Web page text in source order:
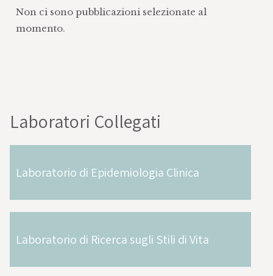
Non ci sono pubblicazioni selezionate al
momento.
Laboratori Collegati
Laboratorio di Epidemiologia Clinica
Laboratorio di Ricerca sugli Stili di Vita